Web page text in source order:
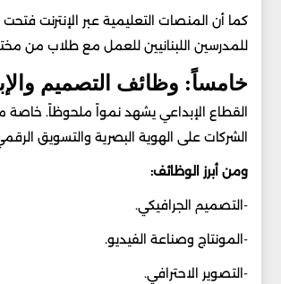
كما أن المنصات التعليمية عبر الإنترنت
للمدرسين اللبنانيين للعمل مع طلاب من
خامساً: وظائف التصميم
القطاع الإبداعي يشهد نمواً ملحوظاً. خاصة
الشركات على الهوية البصرية والتسويق
ومن أبرز الوظائف:
-التصميم الجرافيكي.
-المونتاج وصناعة الفيديو.
-التصوير الاحترافي.